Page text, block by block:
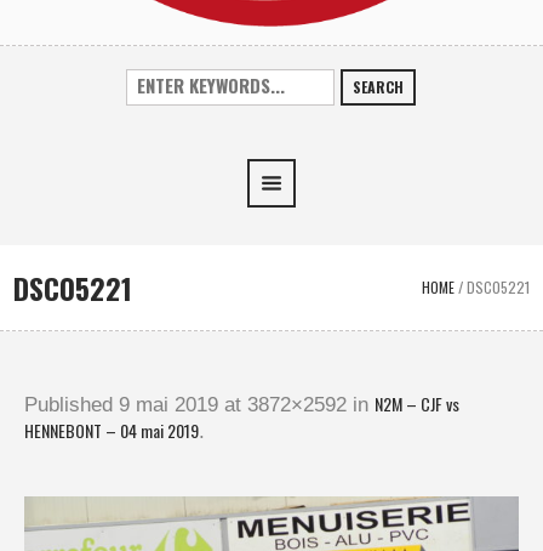
SEARCH
DSC05221 HOME/DSC05221
Published 9 mai 2019 at 3872×2592 in N2M – CJF vs
HENNEBONT – 04 mai 2019.